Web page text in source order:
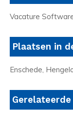
Vacature
Plaatsen in
Enschede,